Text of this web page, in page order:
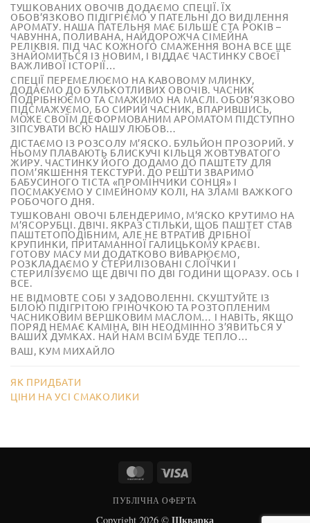
ТУШКОВАНИХ ОВОЧІВ ДОДАЄМО СПЕЦІЇ. ЇХ
ОБОВ’ЯЗКОВО ПІДІГРІЄМО У ПАТЕЛЬНІ ДО ВИДІЛЕННЯ
АРОМАТУ. НАША ПАТЕЛЬНЯ МАЄ БІЛЬШЕ СТА РОКІВ –
ЧАВУННА, ПОЛИВАНА, НАЙДОРОЖЧА СІМЕЙНА
РЕЛІКВІЯ. ПІД ЧАС КОЖНОГО СМАЖЕННЯ ВОНА ВСЕ ЩЕ
ЗНАЙОМИТЬСЯ ІЗ НОВИМ, І ВІДДАЄ ЧАСТИНКУ СВОЄЇ
ВАЖЛИВОЇ ІСТОРІЇ…
СПЕЦІЇ ПЕРЕМЕЛЮЄМО НА КАВОВОМУ МЛИНКУ,
ДОДАЄМО ДО БУЛЬКОТЛИВИХ ОВОЧІВ. ЧАСНИК
ПОДРІБНЮЄМО ТА СМАЖИМО НА МАСЛІ. ОБОВ’ЯЗКОВО
ПІДСМАЖУЄМО, БО СИРИЙ ЧАСНИК, ВПАРИВШИСЬ,
МОЖЕ СВОЇМ ДЕФОРМОВАНИМ АРОМАТОМ ПІДСТУПНО
ЗІПСУВАТИ ВСЮ НАШУ ЛЮБОВ…
ДІСТАЄМО ІЗ РОЗСОЛУ М’ЯСКО. БУЛЬЙОН ПРОЗОРИЙ. У
НЬОМУ ПЛАВАЮТЬ БЛИСКУЧІ КІЛЬЦЯ ЖОВТУВАТОГО
ЖИРУ. ЧАСТИНКУ ЙОГО ДОДАМО ДО ПАШТЕТУ ДЛЯ
ПОМ’ЯКШЕННЯ ТЕКСТУРИ. ДО РЕШТИ ЗВАРИМО
БАБУСИНОГО ТІСТА «ПРОМІНЧИКИ СОНЦЯ» І
ПОСМАКУЄМО У СІМЕЙНОМУ КОЛІ, НА ЗЛАМІ ВАЖКОГО
РОБОЧОГО ДНЯ.
ТУШКОВАНІ ОВОЧІ БЛЕНДЕРИМО, М’ЯСКО КРУТИМО НА
М’ЯСОРУБЦІ. ДВІЧІ. ЯКРАЗ СТІЛЬКИ, ЩОБ ПАШТЕТ СТАВ
ПАШТЕТОПОДІБНИМ, АЛЕ НЕ ВТРАТИВ ДРІБНОЇ
КРУПИНКИ, ПРИТАМАННОЇ ГАЛИЦЬКОМУ КРАЄВІ.
ГОТОВУ МАСУ МИ ДОДАТКОВО ВИВАРЮЄМО,
РОЗКЛАДАЄМО У СТЕРИЛІЗОВАНІ СЛОЇЧКИ І
СТЕРИЛІЗУЄМО ЩЕ ДВІЧІ ПО ДВІ ГОДИНИ ЩОРАЗУ. ОСЬ І
ВСЕ.
НЕ ВІДМОВТЕ СОБІ У ЗАДОВОЛЕННІ. СКУШТУЙТЕ ІЗ
БІЛОЮ ПІДІГРІТОЮ ГРІНОЧКОЮ ТА РОЗТОПЛЕНИМ
ЧАСНИКОВИМ ВЕРШКОВИМ МАСЛОМ… І НАВІТЬ, ЯКЩО
ПОРЯД НЕМАЄ КАМІНА, ВІН НЕОДМІННО З’ЯВИТЬСЯ У
ВАШИХ ДУМКАХ. НАЙ НАМ ВСІМ БУДЕ ТЕПЛО…
ВАШ, КУМ МИХАЙЛО
ЯК ПРИДБАТИ
ЦІНИ НА УСІ СМАКОЛИКИ
MasterCard
ПУБЛІЧНА ОФЕРТА
Copyright 2026 ©